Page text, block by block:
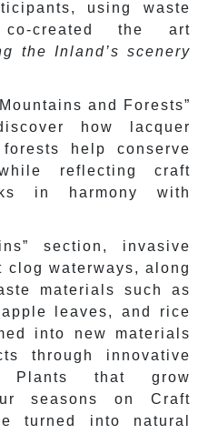
using waste
created the art
the Inland’s scenery
and Forests”
how lacquer
help conserve
reflecting craft
in harmony with
section, invasive
clog waterways, along
materials such as
leaves, and rice
into new materials
through innovative
Plants that grow
seasons on Craft
turned into natural